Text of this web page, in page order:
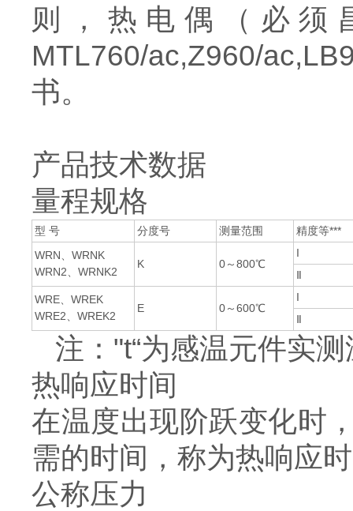
则，热电偶（必须
MTL760/ac,Z960/
书。
产品技术数据
量程规格
型 号 分度号 测量范围
精度等***
WRN、WRNK
WRN2、WRNK2
K 0～800℃
I
Ⅱ
WRE、WREK
WRE2、WREK2
E 0～600℃
I
Ⅱ
注："t“为感温元件实
热响应时间
在温度出现阶跃变化时
需的时间，称为热响应
公称压力